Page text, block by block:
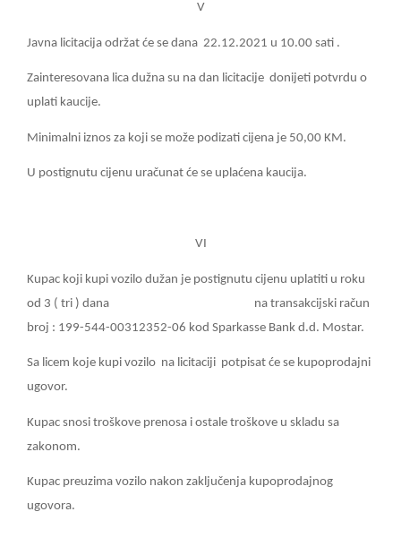
V
Javna licitacija održat će se dana 22.12.2021 u 10.00 sati .
Zainteresovana lica dužna su na dan licitacije donijeti potvrdu o
uplati kaucije.
Minimalni iznos za koji se može podizati cijena je 50,00 KM.
U postignutu cijenu uračunat će se uplaćena kaucija.
VI
Kupac koji kupi vozilo dužan je postignutu cijenu uplatiti u roku
od 3 ( tri ) dana
na transakcijski račun
broj : 199-544-00312352-06 kod Sparkasse Bank d.d. Mostar.
Sa licem koje kupi vozilo na licitaciji potpisat će se kupoprodajni
ugovor.
Kupac snosi troškove prenosa i ostale troškove u skladu sa
zakonom.
Kupac preuzima vozilo nakon zaključenja kupoprodajnog
ugovora.